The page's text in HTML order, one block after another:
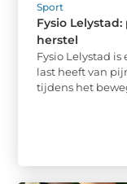
Sport
Fysio
herstel
Fysio Lelystad
last heeft van
tijdens het